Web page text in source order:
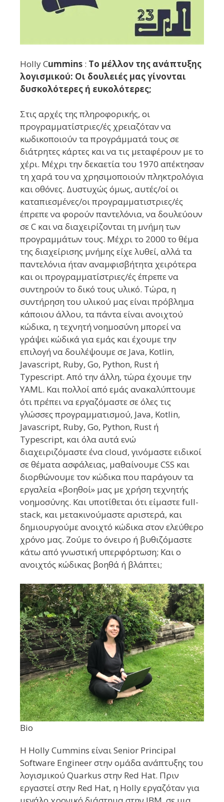
Holly Cummins : Το μέλλον της ανάπτυξης
λογισμικού: Οι δουλειές μας γίνονται
δυσκολότερες ή ευκολότερες;
Στις αρχές της πληροφορικής, οι
προγραμματίστριες/ές χρειαζόταν να
κωδικοποιούν τα προγράμματά τους σε
διάτρητες κάρτες και να τις μεταφέρουν με το
χέρι. Μέχρι την δεκαετία του 1970 απέκτησαν
τη χαρά του να χρησιμοποιούν πληκτρολόγια
και οθόνες. Δυστυχώς όμως, αυτές/οί οι
καταπιεσμένες/οι προγραμματιστριες/ές
έπρεπε να φορούν παντελόνια, να δουλεύουν
σε C και να διαχειρίζονται τη μνήμη των
προγραμμάτων τους. Μέχρι το 2000 το θέμα
της διαχείρισης μνήμης είχε λυθεί, αλλά τα
παντελόνια ήταν αναμφισβήτητα χειρότερα
και οι προγραμματίστριες/ές έπρεπε να
συντηρούν το δικό τους υλικό. Τώρα, η
συντήρηση του υλικού μας είναι πρόβλημα
κάποιου άλλου, τα πάντα είναι ανοιχτού
κώδικα, η τεχνητή νοημοσύνη μπορεί να
γράψει κώδικά για εμάς και έχουμε την
επιλογή να δουλέψουμε σε Java, Kotlin,
Javascript, Ruby, Go, Python, Rust ή
Typescript. Από την άλλη, τώρα έχουμε την
YAML. Και πολλοί από εμάς ανακαλύπτουμε
ότι πρέπει να εργαζόμαστε σε όλες τις
γλώσσες προγραμματισμού, Java, Kotlin,
Javascript, Ruby, Go, Python, Rust ή
Typescript, και όλα αυτά ενώ
διαχειριζόμαστε ένα cloud, γινόμαστε ειδικοί
σε θέματα ασφάλειας, μαθαίνουμε CSS και
διορθώνουμε τον κώδικα που παράγουν τα
εργαλεία «βοηθοί» μας με χρήση τεχνητής
νοημοσύνης. Και υποτίθεται ότι είμαστε full-
stack, και μετακινούμαστε αριστερά, και
δημιουργούμε ανοιχτό κώδικα στον ελεύθερο
χρόνο μας. Ζούμε το όνειρο ή βυθιζόμαστε
κάτω από γνωστική υπερφόρτωση; Και ο
ανοιχτός κώδικας βοηθά ή βλάπτει;
Bio
Η Holly Cummins είναι Senior Principal
Software Engineer στην ομάδα ανάπτυξης του
λογισμικού Quarkus στην Red Hat. Πριν
εργαστεί στην Red Hat, η Holly εργαζόταν για